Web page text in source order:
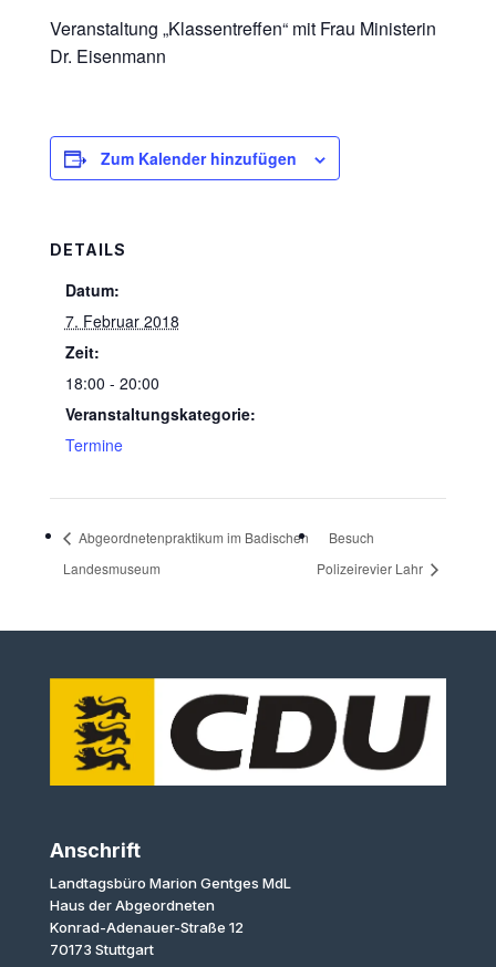
Veranstaltung „Klassentreffen“ mit Frau Ministerin
Dr. Eisenmann
Zum Kalender hinzufügen
DETAILS
Datum:
7. Februar 2018
Zeit:
18:00 - 20:00
Veranstaltungskategorie:
Termine
Abgeordnetenpraktikum im Badischen
Landesmuseum
Besuch
Polizeirevier Lahr
Anschrift
Landtagsbüro Marion Gentges MdL
Haus der Abgeordneten
Konrad-Adenauer-Straße 12
70173 Stuttgart